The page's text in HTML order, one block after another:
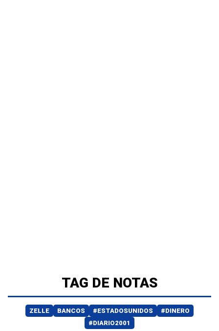
TAG DE NOTAS
ZELLE BANCOS #ESTADOSUNIDOS
#DINERO
#DIARIO2001